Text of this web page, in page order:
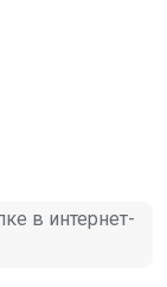
в интернет-